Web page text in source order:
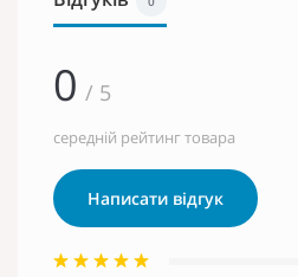
0 / 5
середній рейтинг товара
Написати відгук